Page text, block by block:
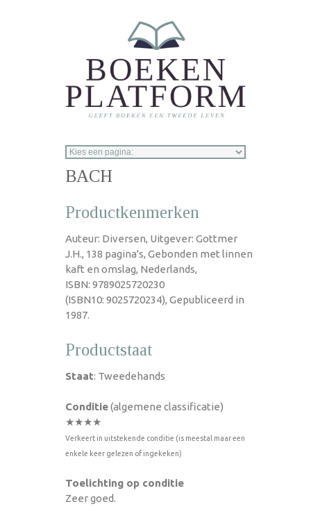
BACH
Productkenmerken
Auteur: Diversen, Uitgever: Gottmer
J.H., 138 pagina's, Gebonden met linnen
kaft en omslag, Nederlands,
ISBN: 9789025720230
(ISBN10: 9025720234), Gepubliceerd in
1987.
Productstaat
Staat: Tweedehands
Conditie(algemene classificatie)
★★★★
Verkeert in uitstekende conditie (is meestal maar een
enkele keer gelezen of ingekeken)
Toelichting op conditie
Zeer goed.